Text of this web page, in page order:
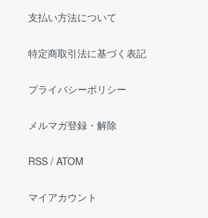
支払い方法について
特定商取引法に基づく表記
プライバシーポリシー
メルマガ登録・解除
RSS / ATOM
マイアカウント